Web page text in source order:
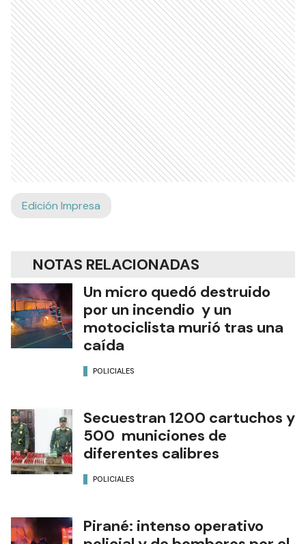
Edición Impresa
NOTAS RELACIONADAS
Un micro quedó destruido
por un incendio y un
motociclista murió tras una
caída
POLICIALES
Secuestran 1200 cartuchos y
500 municiones de
diferentes calibres
POLICIALES
Pirané: intenso operativo